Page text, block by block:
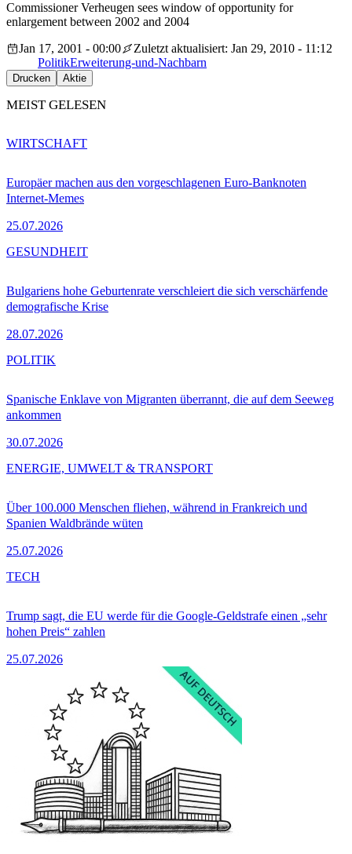
Commissioner Verheugen sees window of opportunity for
enlargement between 2002 and 2004
Jan 17, 2001 - 00:00
Zuletzt aktualisiert: Jan 29, 2010 - 11:12
PolitikErweiterung-und-Nachbarn
Drucken Aktie
MEIST GELESEN
Europäer machen aus den vorgeschlagenen Euro-Banknoten
Internet-Memes
25.07.2026
WIRTSCHAFT
Bulgariens hohe Geburtenrate verschleiert die sich verschärfende
demografische Krise
28.07.2026
GESUNDHEIT
Spanische Enklave von Migranten überrannt, die auf dem Seeweg
ankommen
30.07.2026
POLITIK
Über 100.000 Menschen fliehen, während in Frankreich und
Spanien Waldbrände wüten
25.07.2026
ENERGIE, UMWELT & TRANSPORT
Trump sagt, die EU werde für die Google-Geldstrafe einen „sehr
hohen Preis“ zahlen
25.07.2026
TECH